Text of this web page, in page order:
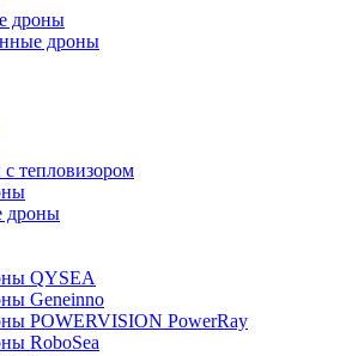
дроны
дроны
тепловизором
дроны
QYSEA
Geneinno
POWERVISION PowerRay
RoboSea